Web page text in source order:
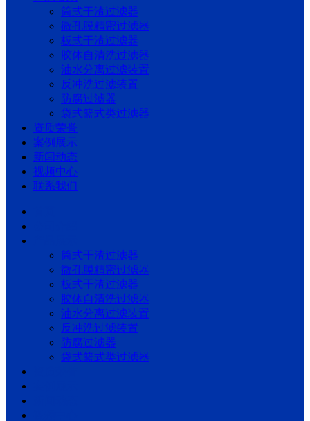
筒式干渣过滤器
微孔膜精密过滤器
板式干渣过滤器
胶体自清洗过滤器
油水分离过滤装置
反冲洗过滤装置
防腐过滤器
袋式篮式类过滤器
资质荣誉
案例展示
新闻动态
视频中心
联系我们
筒式干渣过滤器
微孔膜精密过滤器
板式干渣过滤器
胶体自清洗过滤器
油水分离过滤装置
反冲洗过滤装置
防腐过滤器
袋式篮式类过滤器